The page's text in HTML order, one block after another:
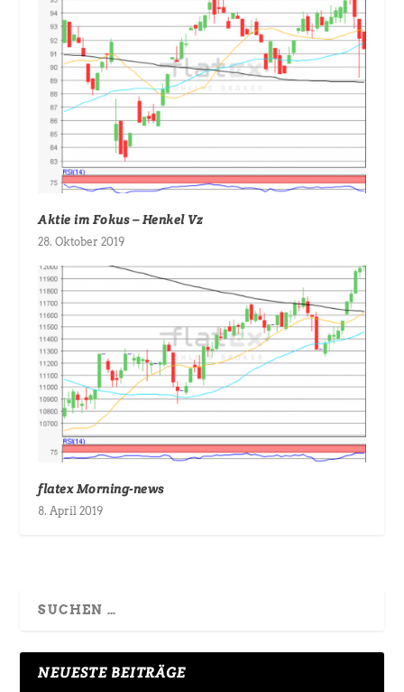
Aktie im Fokus – Henkel Vz
28. Oktober 2019
flatex Morning-news
8. April 2019
NEUESTE BEITRÄGE